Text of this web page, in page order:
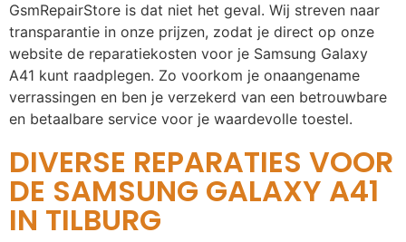
GsmRepairStore is dat niet het geval. Wij streven naar
transparantie in onze prijzen, zodat je direct op onze
website de reparatiekosten voor je Samsung Galaxy
A41 kunt raadplegen. Zo voorkom je onaangename
verrassingen en ben je verzekerd van een betrouwbare
en betaalbare service voor je waardevolle toestel.
DIVERSE REPARATIES VOOR
DE SAMSUNG GALAXY A41
IN TILBURG